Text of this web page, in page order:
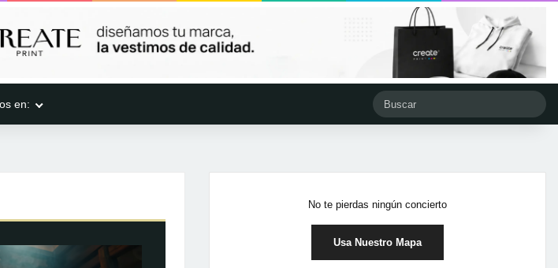
en:
No te pierdas ningún concierto
Usa Nuestro Mapa